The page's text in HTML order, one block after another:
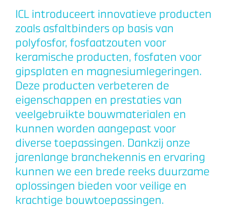
ICL introduceert innovatieve producten
zoals asfaltbinders op basis van
polyfosfor, fosfaatzouten voor
keramische producten, fosfaten voor
gipsplaten en magnesiumlegeringen.
Deze producten verbeteren de
eigenschappen en prestaties van
veelgebruikte bouwmaterialen en
kunnen worden aangepast voor
diverse toepassingen. Dankzij onze
jarenlange branchekennis en ervaring
kunnen we een brede reeks duurzame
oplossingen bieden voor veilige en
krachtige bouwtoepassingen.